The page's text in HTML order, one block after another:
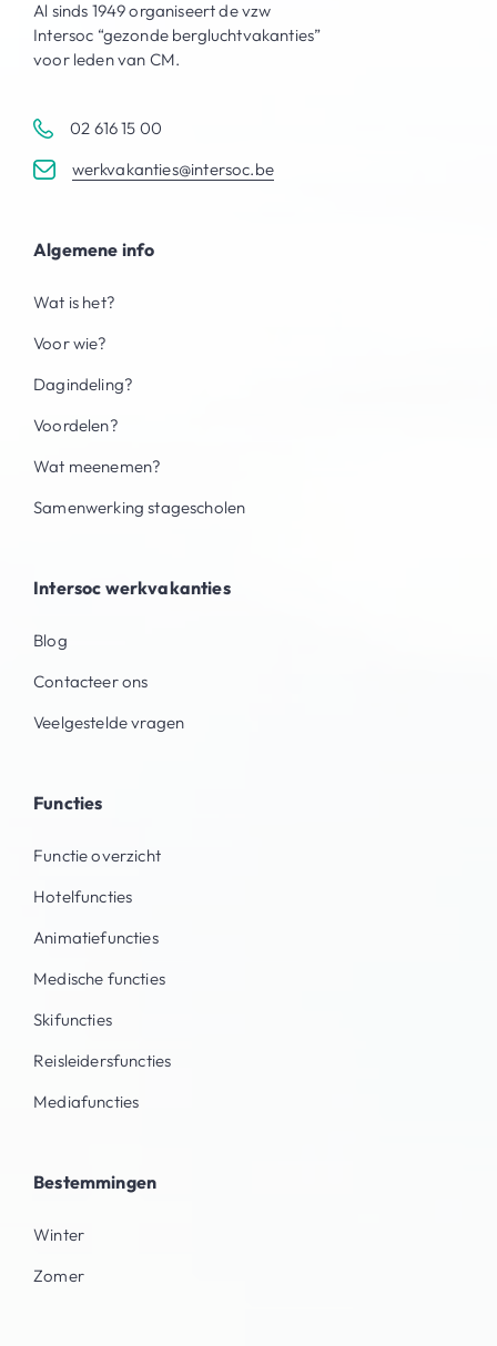
Al sinds 1949 organiseert de vzw
Intersoc “gezonde bergluchtvakanties”
voor leden van CM.
02 616 15 00
werkvakanties@intersoc.be
Algemene info
Wat is het?
Voor wie?
Dagindeling?
Voordelen?
Wat meenemen?
Samenwerking stagescholen
Intersoc werkvakanties
Blog
Contacteer ons
Veelgestelde vragen
Functies
Functie overzicht
Hotelfuncties
Animatiefuncties
Medische functies
Skifuncties
Reisleidersfuncties
Mediafuncties
Bestemmingen
Winter
Zomer